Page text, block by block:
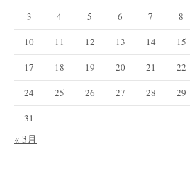
3
4 5 6 7 8
10
11 12 13 14 15
17
18 19 20 21 22
24
25 26 27 28 29
31
« 3月